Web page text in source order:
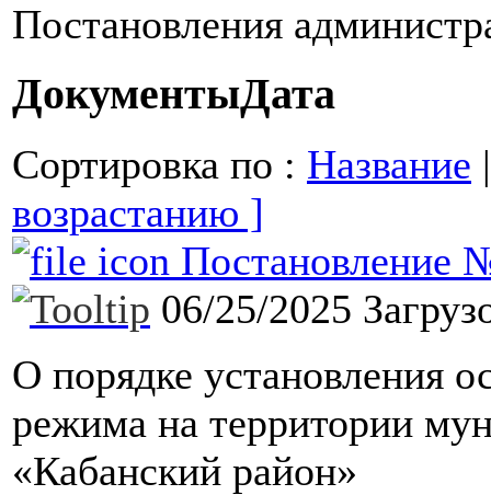
Постановления
ДокументыДата
Сортировка по : Название
возрастанию ]
Постановление
06/25/2025
О порядке установления
режима на территории
«Кабанский район»